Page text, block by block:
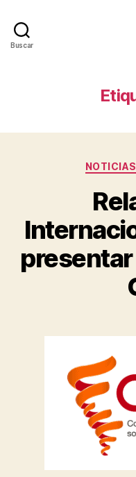
Buscar
NOTICIAS